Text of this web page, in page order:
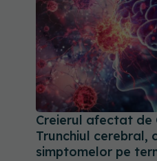
Creierul afectat de
Trunchiul cerebral,
simptomelor pe